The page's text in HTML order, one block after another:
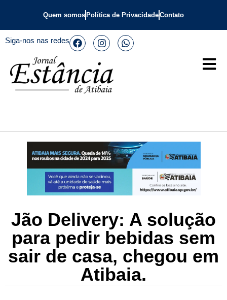
Quem somos Política de PrivacidadeContato
Siga-nos nas redes
Jão Delivery: A solução
para pedir bebidas sem
sair de casa, chegou em
Atibaia.